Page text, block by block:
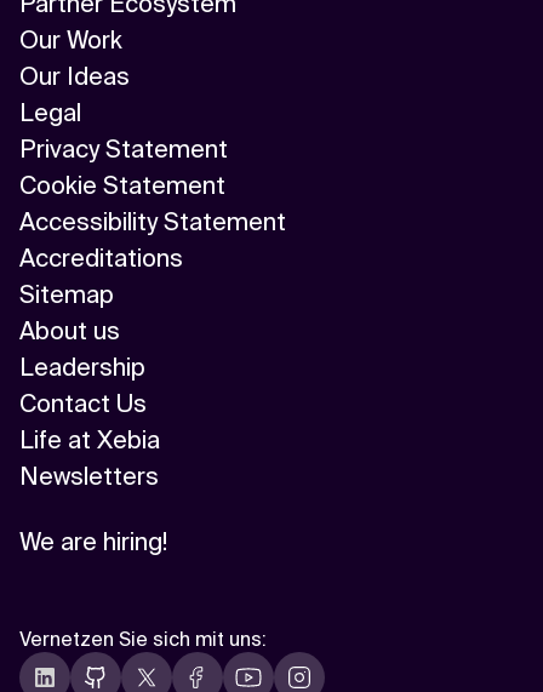
Our Work
Our Ideas
Legal
Privacy Statement
Cookie Statement
Accessibility Statement
Accreditations
Sitemap
About us
Leadership
Contact Us
Life at Xebia
Newsletters
We are hiring!
Vernetzen Sie sich mit uns: